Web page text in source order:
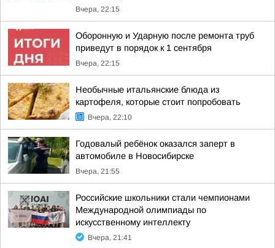
Вчера, 22:15
Оборонную и Ударную после ремонта труб
приведут в порядок к 1 сентября
Вчера, 22:15
Необычные итальянские блюда из
картофеля, которые стоит попробовать
Вчера, 22:10
Годовалый ребёнок оказался заперт в
автомобиле в Новосибирске
Вчера, 21:55
Российские школьники стали чемпионами
Международной олимпиады по
искусственному интеллекту
Вчера, 21:41